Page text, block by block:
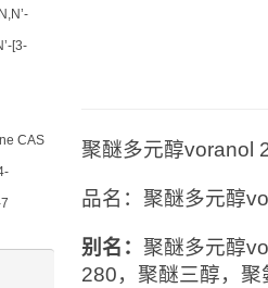
聚醚多元醇voranol
品名：聚醚多元醇
别名： 聚醚多元醇
280，聚醚三醇，聚
CAS
[3-
104-
73-0
CAS
0